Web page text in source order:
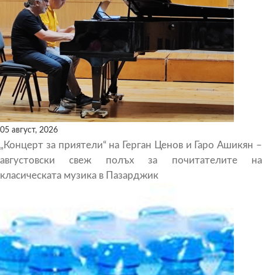
05 август, 2026
„Концерт за приятели“ на Герган Ценов и Гаро Ашикян –
августовски свеж полъх за почитателите на
класическата музика в Пазарджик